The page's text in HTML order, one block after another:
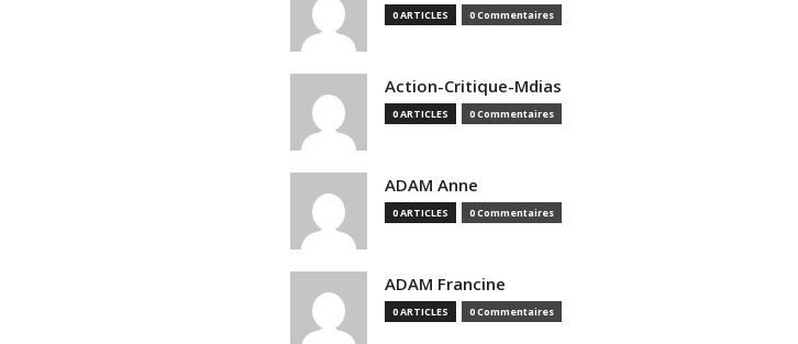
0 ARTICLES 0 Commentaires
Action-Critique-Mdias
0 ARTICLES 0 Commentaires
ADAM Anne
0 ARTICLES 0 Commentaires
ADAM Francine
0 ARTICLES 0 Commentaires